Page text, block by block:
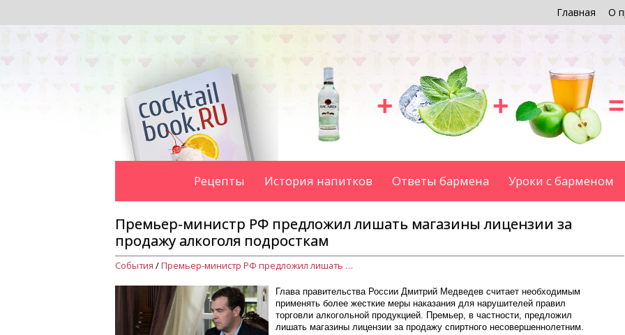
Главная О
+ + =
Рецепты История напитков Ответы бармена Уроки с барменом
Премьер-министр РФ предложил лишать магазины лицензии за
продажу алкоголя подросткам
События / Премьер-министр РФ предложил лишать магазины лицензии за продажу алкоголя подросткам
Глава правительства России Дмитрий Медведев считает необходимым
применять более жесткие меры наказания для нарушителей правил
торговли алкогольной продукцией. Премьер, в частности, предложил
лишать магазины лицензии за продажу спиртного несовершеннолетним.